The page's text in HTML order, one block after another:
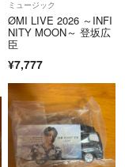
ミュージック
ØMI LIVE 2026 ～INFI
NITY MOON～ 登坂広
臣
¥7,777